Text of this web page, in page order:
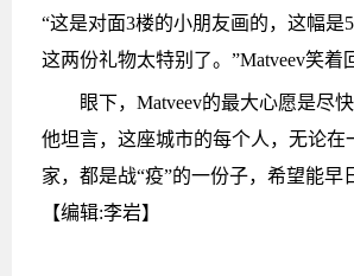
“这是对面3楼的小朋友画的，这幅是
这两份礼物太特别了。”Matveev笑着
眼下，Matveev的最大心愿是尽
他坦言，这座城市的每个人，无论在
家，都是战“疫”的一份子，希望能早
【编辑:李岩】